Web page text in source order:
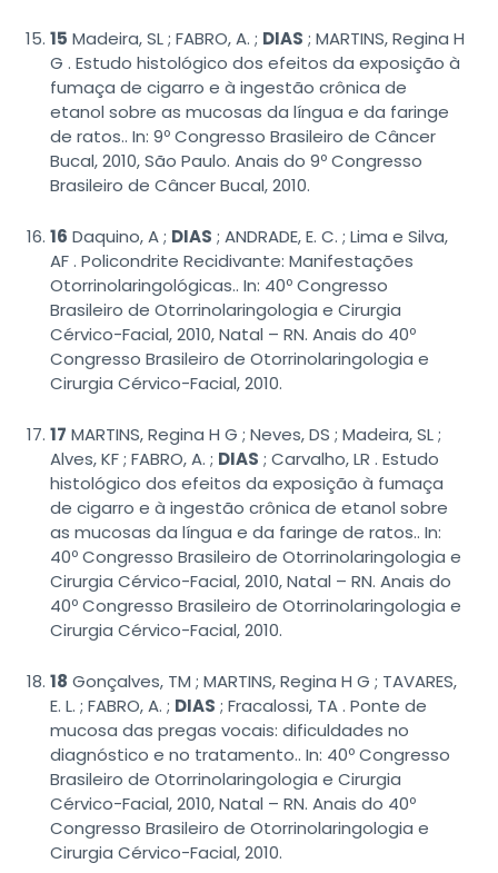
15 Madeira, SL ; FABRO, A. ; DIAS ; MARTINS, Regina H
G . Estudo histológico dos efeitos da exposição à
fumaça de cigarro e à ingestão crônica de
etanol sobre as mucosas da língua e da faringe
de ratos.. In: 9º Congresso Brasileiro de Câncer
Bucal, 2010, São Paulo. Anais do 9º Congresso
Brasileiro de Câncer Bucal, 2010.
16 Daquino, A ; DIAS ; ANDRADE, E. C. ; Lima e Silva,
AF . Policondrite Recidivante: Manifestações
Otorrinolaringológicas.. In: 40º Congresso
Brasileiro de Otorrinolaringologia e Cirurgia
Cérvico-Facial, 2010, Natal – RN. Anais do 40º
Congresso Brasileiro de Otorrinolaringologia e
Cirurgia Cérvico-Facial, 2010.
17 MARTINS, Regina H G ; Neves, DS ; Madeira, SL ;
Alves, KF ; FABRO, A. ; DIAS ; Carvalho, LR . Estudo
histológico dos efeitos da exposição à fumaça
de cigarro e à ingestão crônica de etanol sobre
as mucosas da língua e da faringe de ratos.. In:
40º Congresso Brasileiro de Otorrinolaringologia e
Cirurgia Cérvico-Facial, 2010, Natal – RN. Anais do
40º Congresso Brasileiro de Otorrinolaringologia e
Cirurgia Cérvico-Facial, 2010.
18 Gonçalves, TM ; MARTINS, Regina H G ; TAVARES,
E. L. ; FABRO, A. ; DIAS ; Fracalossi, TA . Ponte de
mucosa das pregas vocais: dificuldades no
diagnóstico e no tratamento.. In: 40º Congresso
Brasileiro de Otorrinolaringologia e Cirurgia
Cérvico-Facial, 2010, Natal – RN. Anais do 40º
Congresso Brasileiro de Otorrinolaringologia e
Cirurgia Cérvico-Facial, 2010.